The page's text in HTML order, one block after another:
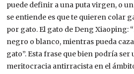
puede definir a una puta virgen, o
se entiende es que te quieren colar
por gato. El gato de Deng Xiaoping:
negro o blanco, mientras pueda
gato”. Esta frase que bien podría ser
meritocracia antirracista en el